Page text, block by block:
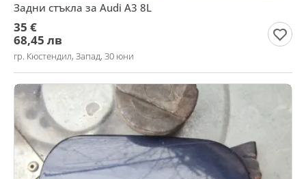
Задни стъкла за Audi A3 8L
35 €
68,45 лв
гр. Кюстендил, Запад, 30 юни